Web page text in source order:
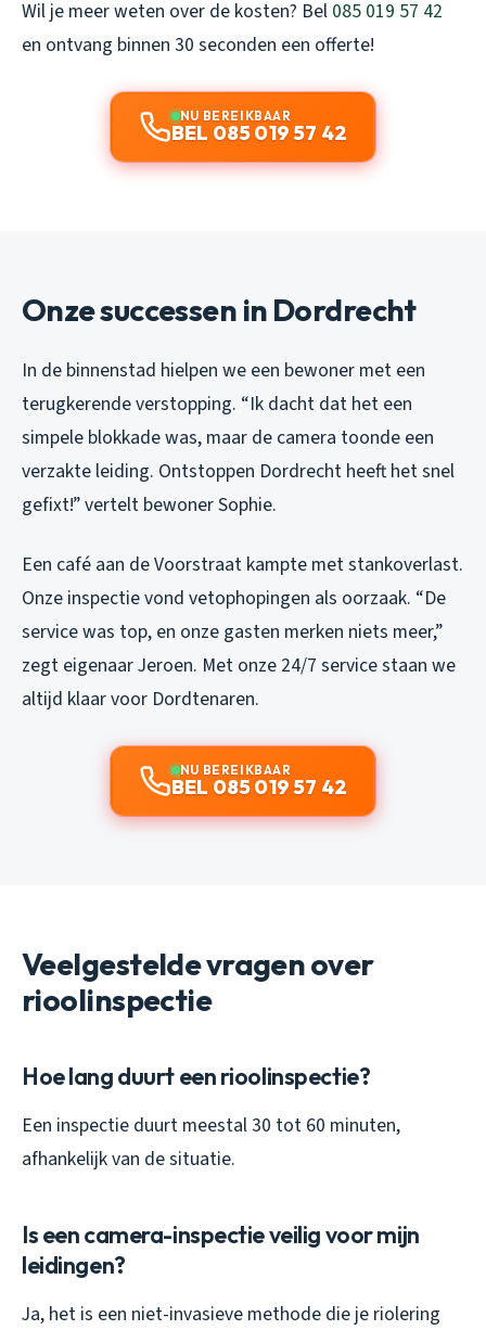
Wil je meer weten over de kosten? Bel 085 019 57 42
en ontvang binnen 30 seconden een offerte!
NU BEREIKBAAR
BEL 085 019 57 42
Onze successen in Dordrecht
In de binnenstad hielpen we een bewoner met een
terugkerende verstopping. “Ik dacht dat het een
simpele blokkade was, maar de camera toonde een
verzakte leiding. Ontstoppen Dordrecht heeft het snel
gefixt!” vertelt bewoner Sophie.
Een café aan de Voorstraat kampte met stankoverlast.
Onze inspectie vond vetophopingen als oorzaak. “De
service was top, en onze gasten merken niets meer,”
zegt eigenaar Jeroen. Met onze 24/7 service staan we
altijd klaar voor Dordtenaren.
NU BEREIKBAAR
BEL 085 019 57 42
Veelgestelde vragen over
rioolinspectie
Hoe lang duurt een rioolinspectie?
Een inspectie duurt meestal 30 tot 60 minuten,
afhankelijk van de situatie.
Is een camera-inspectie veilig voor mijn
leidingen?
Ja, het is een niet-invasieve methode die je riolering